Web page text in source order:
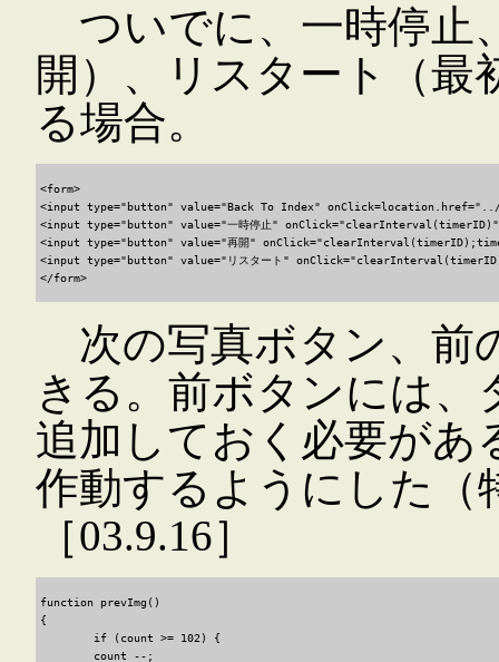
ついでに、一時停止
開）、リスタート（最
る場合。
<form>
<input type="button" value="Back To Index"
<input type="button" value="一時停止"
<input type="button" value="再開"
<input type="button" value="リスタート"
</form>
次の写真ボタン、前
きる。前ボタンには、
追加しておく必要があ
作動するようにした（
［03.9.16］
function prevImg()
{